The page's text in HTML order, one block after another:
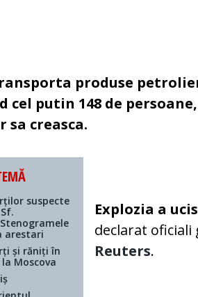
produse
cel putin 148 de
creasca.
suspecte
arestari
și răniți în
Moscova
Explozia a ucis
declarat
Reuters.